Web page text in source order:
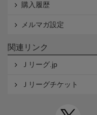
購入履歴
メルマガ設定
関連リンク
Ｊリーグ.jp
Ｊリーグチケット